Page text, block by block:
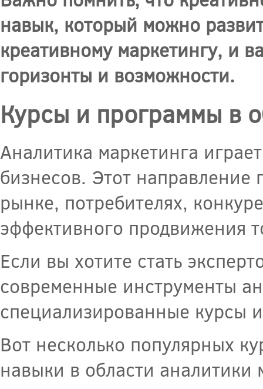
навык, который можно
креативному маркетингу, и
горизонты и возможности.
Курсы и программы в
Аналитика маркетинга
бизнесов. Этот направление
рынке, потребителях,
эффективного продвижения
Если вы хотите стать
современные инструменты
специализированные курсы
Вот несколько популярных
навыки в области аналитики